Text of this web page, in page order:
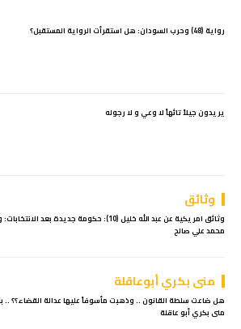
رواية (48) وحرب السودان: هل استقرأت الرواية المستقبل؟
يريدون جيلاً تائهاً لا وعي و لا رجوله
وثائق
وثائق امريكية عن عبد الله خليل (10): حكومة جديدة بعد
محمد علي صالح
منى بكري أبوعاقلة
هل ضاعت سلطة القانون .. وذهبت مأسوفاً عليها عدالة القضاء؟؟ ..
منى بكري أبو عاقلة